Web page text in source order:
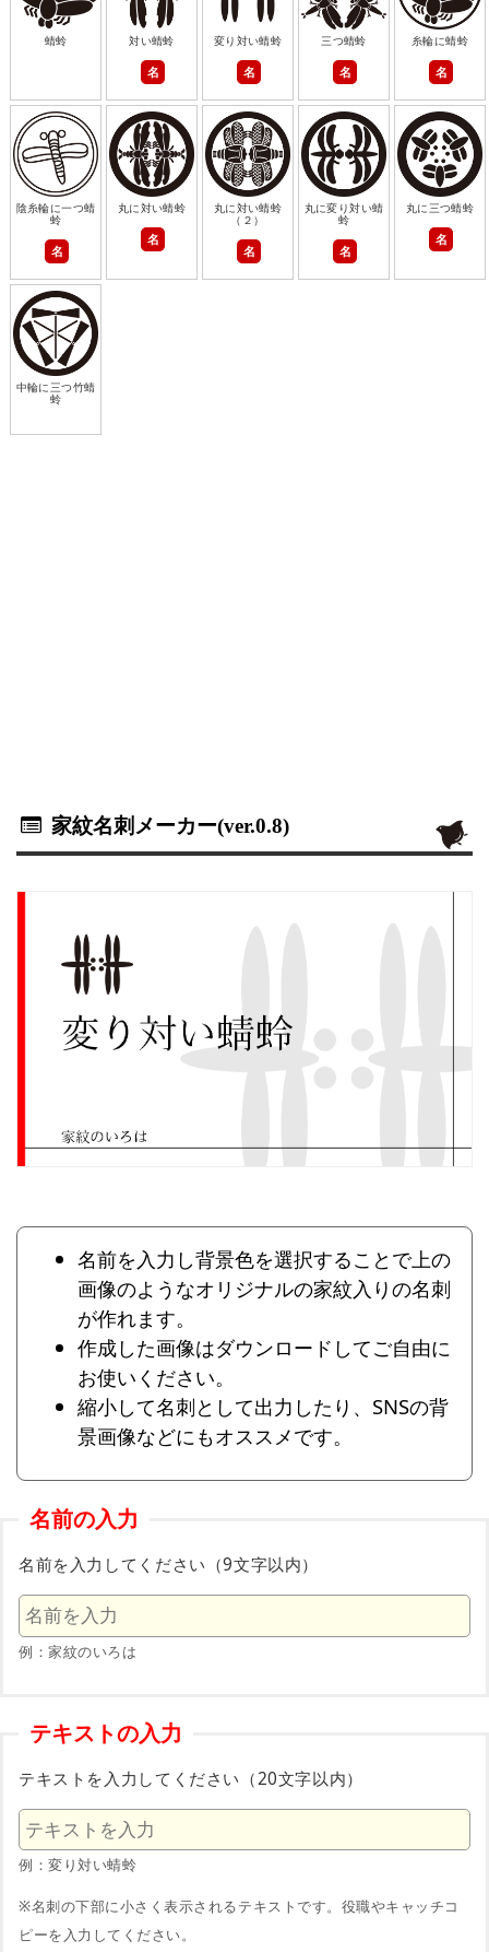
蜻蛉 対い蜻蛉
名
変り対い蜻蛉
名
三つ蜻蛉
名
糸輪に蜻蛉
名
陰糸輪に一つ蜻
蛉
名
丸に対い蜻蛉
名
丸に対い蜻蛉
（２）
名
丸に変り対い蜻
蛉
名
丸に三つ蜻蛉
名
中輪に三つ竹蜻
蛉
家紋名刺メーカー(ver.0.8)
名前を入力し背景色を選択することで上の
画像のようなオリジナルの家紋入りの名刺
が作れます。
作成した画像はダウンロードしてご自由に
お使いください。
縮小して名刺として出力したり、SNSの背
景画像などにもオススメです。
名前の入力
名前を入力してください（9文字以内）
例：家紋のいろは
テキストの入力
テキストを入力してください（20文字以内）
例：変り対い蜻蛉
※名刺の下部に小さく表示されるテキストです。役職やキャッチコ
ピーを入力してください。